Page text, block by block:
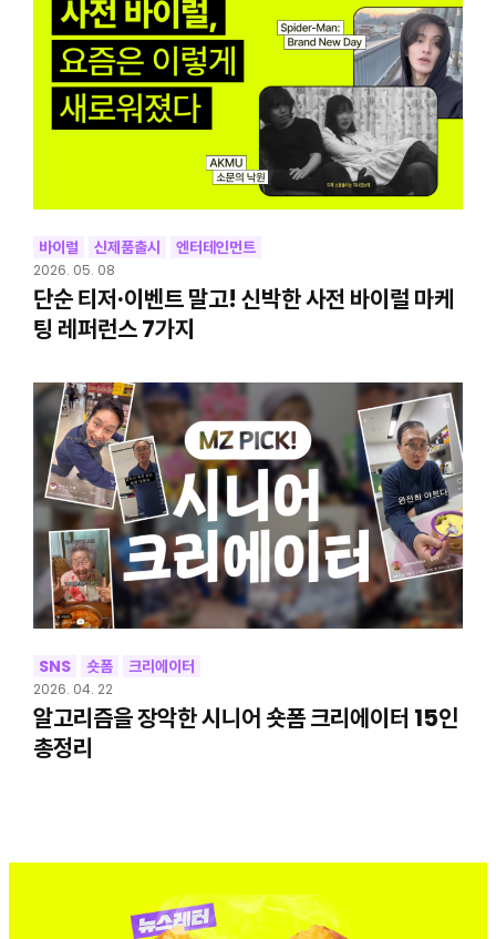
바이럴 신제품출시 엔터테인먼트
2026. 05. 08
단순 티저·이벤트 말고! 신박한 사전 바이럴 마케
팅 레퍼런스 7가지
SNS 숏폼 크리에이터
2026. 04. 22
알고리즘을 장악한 시니어 숏폼 크리에이터 15인
총정리